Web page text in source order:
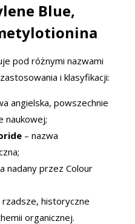
Blue,
pod różnymi nazwami
i klasyfikacji:
angielska, powszechnie
naukowej;
– nazwa
nadany przez Colour
historyczne
organicznej.